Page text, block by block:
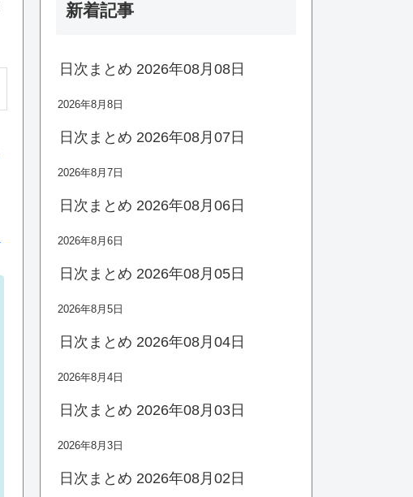
新着記事
日次まとめ 2026年08月08日
2026年8月8日
日次まとめ 2026年08月07日
2026年8月7日
日次まとめ 2026年08月06日
2026年8月6日
日次まとめ 2026年08月05日
2026年8月5日
日次まとめ 2026年08月04日
2026年8月4日
日次まとめ 2026年08月03日
2026年8月3日
日次まとめ 2026年08月02日